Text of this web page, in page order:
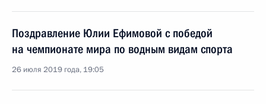
Поздравление Юлии Ефимовой с победой
на чемпионате мира по водным видам спорта
26 июля 2019 года, 19:05